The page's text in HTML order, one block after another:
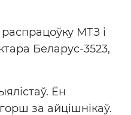
МТЗ і
Беларус-3523,
Ён
за айцішнікаў.